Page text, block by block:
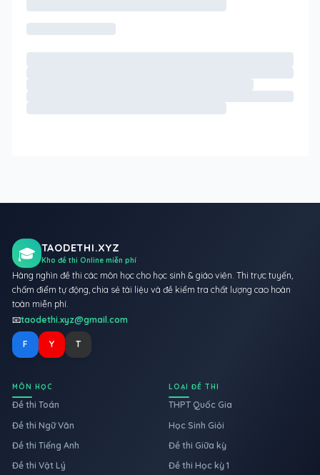
🎓 TAODETHI.XYZ
Kho đề thi Online miễn phí
Hàng nghìn đề thi các môn học cho học sinh & giáo viên. Thi trực tuyến,
chấm điểm tự động, chia sẻ tài liệu và đề kiểm tra chất lượng cao hoàn
toàn miễn phí.
📧taodethi.xyz@gmail.com
F Y T
MÔN HỌC
Đề thi Toán
Đề thi Ngữ Văn
Đề thi Tiếng Anh
Đề thi Vật Lý
LOẠI ĐỀ THI
THPT Quốc Gia
Học Sinh Giỏi
Đề thi Giữa kỳ
Đề thi Học kỳ 1